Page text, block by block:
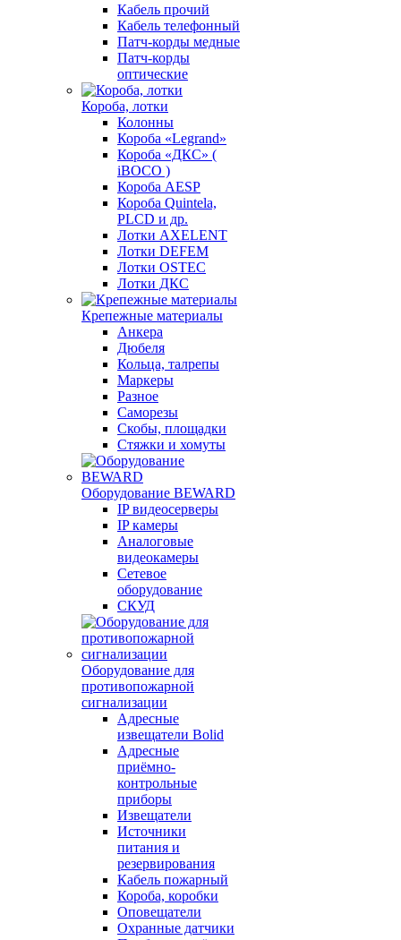
Кабель прочий
Кабель телефонный
Патч-корды медные
Патч-корды
оптические
Короба, лотки
Колонны
Короба «Legrand»
Короба «ДКС» (
iBOCO )
Короба AESP
Короба Quintela,
PLCD и др.
Лотки AXELENT
Лотки DEFEM
Лотки OSTEC
Лотки ДКС
Крепежные материалы
Анкера
Дюбеля
Кольца, талрепы
Маркеры
Разное
Саморезы
Скобы, площадки
Стяжки и хомуты
Оборудование BEWARD
IP видеосерверы
IP камеры
Аналоговые
видеокамеры
Сетевое
оборудование
СКУД
Оборудование для
противопожарной
сигнализации
Адресные
извещатели Bolid
Адресные
приёмно-
контрольные
приборы
Извещатели
Источники
питания и
резервирования
Кабель пожарный
Короба, коробки
Оповещатели
Охранные датчики